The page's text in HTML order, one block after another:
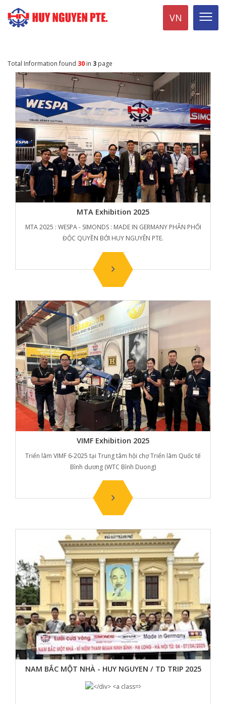
VN
Total Information found 30 in 3 page
MTA Exhibition 2025
MTA 2025 : WESPA - SIMONDS : MADE IN GERMANY PHÂN PHỐI
ĐỘC QUYỀN BỞI HUY NGUYÊN PTE.
VIMF Exhibition 2025
Triển lãm VIMF 6-2025 tại Trung tâm hội chợ Triển lãm Quốc tế
Bình dương (WTC Bình Duong)
NAM BẮC MỘT NHÀ - HUY NGUYEN / TD TRIP 2025